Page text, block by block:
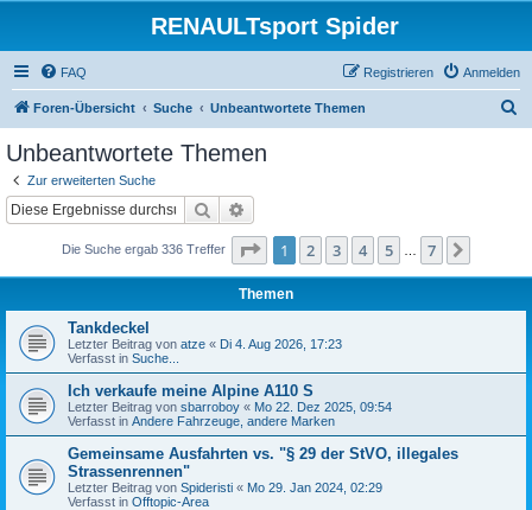
RENAULTsport Spider
FAQ Anmelden
Registrieren
Foren-Übersicht Suche Unbeantwortete Themen
Unbeantwortete Themen
Zur erweiterten Suche
Suche
Die Suche ergab 336 Treffer Seite 1von
1 2 3 4 5 7
Themen
Tankdeckel
Letzter Beitrag von atze « Di 4. Aug 2026, 17:23
Verfasst in Suche...
Ich verkaufe meine Alpine A110 S
Letzter Beitrag von sbarroboy « Mo 22. Dez 2025, 09:54
Verfasst in Andere Fahrzeuge, andere Marken
Gemeinsame Ausfahrten vs. "§ 29 der StVO, illegales
Strassenrennen"
Letzter Beitrag von Spideristi « Mo 29. Jan 2024, 02:29
Verfasst in Offtopic-Area